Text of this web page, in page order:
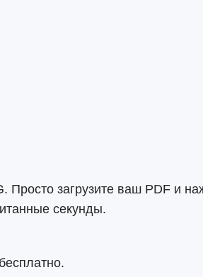
Просто загрузите ваш PDF и
секунды.